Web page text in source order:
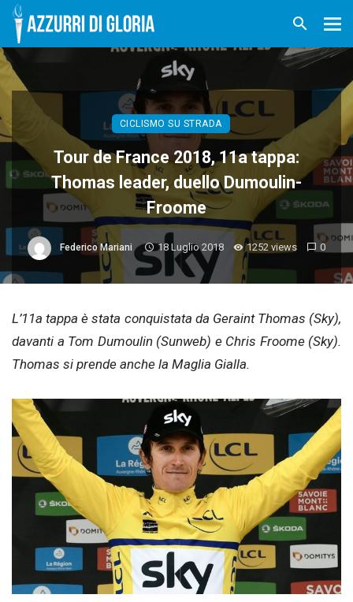
CICLISMO SU STRADA
Tour de France 2018, 11a tappa:
Thomas leader, duello Dumoulin-
Froome
Federico Mariani 18 Luglio 2018 1252 views 0
L’11a tappa è stata conquistata da Geraint Thomas (Sky),
davanti a Tom Dumoulin (Sunweb) e Chris Froome (Sky).
Thomas si prende anche la Maglia Gialla.